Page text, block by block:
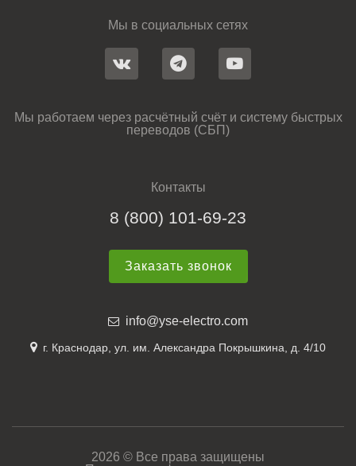
Мы в социальных сетях
Мы работаем через расчётный счёт и систему быстрых
переводов (СБП)
Контакты
8 (800) 101-69-23
Заказать звонок
info@yse-electro.com
г. Краснодар, ул. им. Александра Покрышкина, д. 4/10
2026 © Все права защищены